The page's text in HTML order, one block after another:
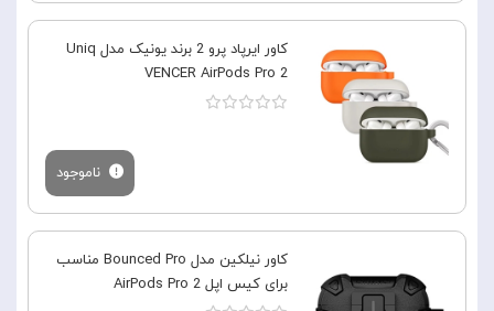
کاور ایرپاد پرو 2 برند یونیک مدل Uniq
VENCER AirPods Pro 2
ناموجود
کاور نیلکین مدل Bounced Pro مناسب
برای کیس اپل AirPods Pro 2